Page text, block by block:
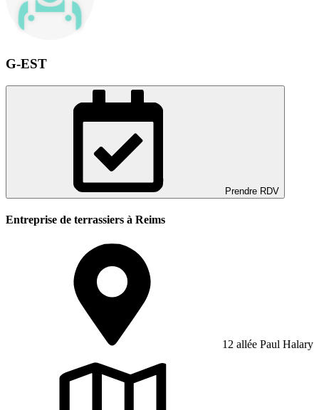
G-EST
Prendre RDV
Entreprise de terrassiers à Reims
12 allée Paul Halary